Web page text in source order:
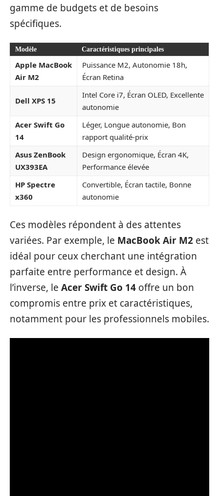
gamme de budgets et de besoins
spécifiques.
Modèle Caractéristiques principales
Apple MacBook
Air M2
Puissance M2, Autonomie 18h,
Écran Retina
Dell XPS 15
Intel Core i7, Écran OLED, Excellente
autonomie
Acer Swift Go
14
Léger, Longue autonomie, Bon
rapport qualité-prix
Asus ZenBook
UX393EA
Design ergonomique, Écran 4K,
Performance élevée
HP Spectre
x360
Convertible, Écran tactile, Bonne
autonomie
Ces modèles répondent à des attentes
variées. Par exemple, le MacBook Air M2 est
idéal pour ceux cherchant une intégration
parfaite entre performance et design. À
l’inverse, le Acer Swift Go 14 offre un bon
compromis entre prix et caractéristiques,
notamment pour les professionnels mobiles.